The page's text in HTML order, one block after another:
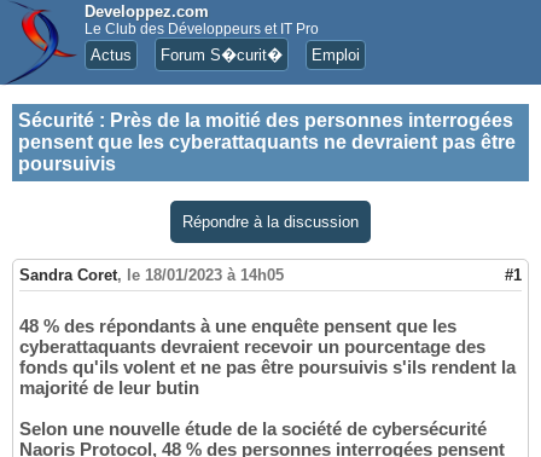
Developpez.com
Le Club des Développeurs et IT Pro
Actus Forum S�curit� Emploi
Sécurité : Près de la moitié des personnes interrogées
pensent que les cyberattaquants ne devraient pas être
poursuivis
Répondre à la discussion
Sandra Coret, le 18/01/2023 à 14h05 #1
48 % des répondants à une enquête pensent que les
cyberattaquants devraient recevoir un pourcentage des
fonds qu'ils volent et ne pas être poursuivis s'ils rendent la
majorité de leur butin
Selon une nouvelle étude de la société de cybersécurité
Naoris Protocol, 48 % des personnes interrogées pensent